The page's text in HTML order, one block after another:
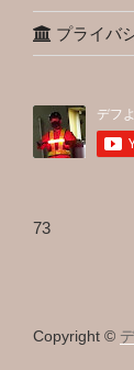
プライバ
73
Copyright ©